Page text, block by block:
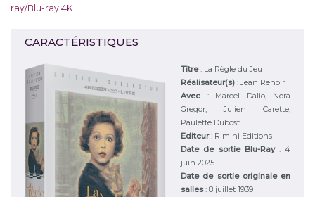
ray/Blu-ray 4K
CARACTÉRISTIQUES
Titre: La Règle du Jeu
Réalisateur(s):Jean Renoir
Avec : Marcel Dalio, Nora
Gregor, Julien Carette,
Paulette Dubost...
Editeur: Rimini Editions
Date de sortie Blu-Ray : 4
juin 2025
Date de sortie originale en
salles: 8 juillet 1939